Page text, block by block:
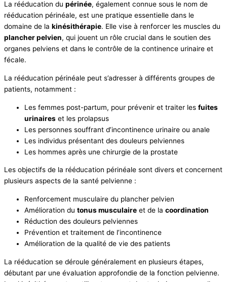
La rééducation du périnée, également connue sous le nom de
rééducation périnéale, est une pratique essentielle dans le
domaine de la kinésithérapie. Elle vise à renforcer les muscles du
plancher pelvien, qui jouent un rôle crucial dans le soutien des
organes pelviens et dans le contrôle de la continence urinaire et
fécale.
La rééducation périnéale peut s’adresser à différents groupes de
patients, notamment :
Les femmes post-partum, pour prévenir et traiter les fuites
urinaires et les prolapsus
Les personnes souffrant d’incontinence urinaire ou anale
Les individus présentant des douleurs pelviennes
Les hommes après une chirurgie de la prostate
Les objectifs de la rééducation périnéale sont divers et concernent
plusieurs aspects de la santé pelvienne :
Renforcement musculaire du plancher pelvien
Amélioration du tonus musculaire et de la coordination
Réduction des douleurs pelviennes
Prévention et traitement de l’incontinence
Amélioration de la qualité de vie des patients
La rééducation se déroule généralement en plusieurs étapes,
débutant par une évaluation approfondie de la fonction pelvienne.